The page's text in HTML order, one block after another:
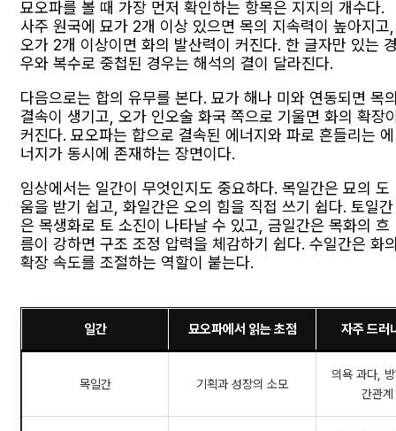
묘오파를 볼 때 가장 먼저 확인하는 항목은 지지의 개수다.
사주 원국에 묘가 2개 이상 있으면 목의 지속력이 높아지고,
오가 2개 이상이면 화의 발산력이 커진다. 한 글자만 있는
우와 복수로 중첩된 경우는 해석의 결이 달라진다.
다음으로는 합의 유무를 본다. 묘가 해나 미와 연동되면 목
결속이 생기고, 오가 인오술 화국 쪽으로 기울면 화의 확장
커진다. 묘오파는 합으로 결속된 에너지와 파로 흔들리는 에
너지가 동시에 존재하는 장면이다.
임상에서는 일간이 무엇인지도 중요하다. 목일간은 묘의 도
움을 받기 쉽고, 화일간은 오의 힘을 직접 쓰기 쉽다. 토일간
은 목생화로 토 소진이 나타날 수 있고, 금일간은 목화의 흐
름이 강하면 구조 조정 압력을 체감하기 쉽다. 수일간은 화
확장 속도를 조절하는 역할이 붙는다.
일간 묘오파에서 읽는 초점 자주 드러
목일간 기획과 성장의 소모
의욕 과다,
간관